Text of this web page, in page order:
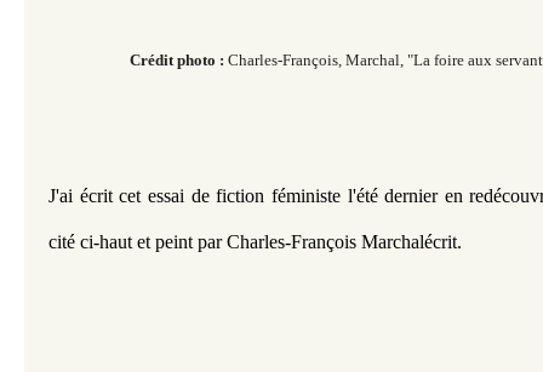
Crédit photo : Charles-François, Marchal, "La foire aux
J'ai écrit cet essai de fiction féministe l'été dernier en
cité ci-haut et peint par Charles-François Marchalécrit.